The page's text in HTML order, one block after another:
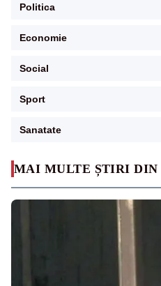
MAI MULTE ȘTIRI DIN
Politica
Economie
Social
Sport
Sanatate